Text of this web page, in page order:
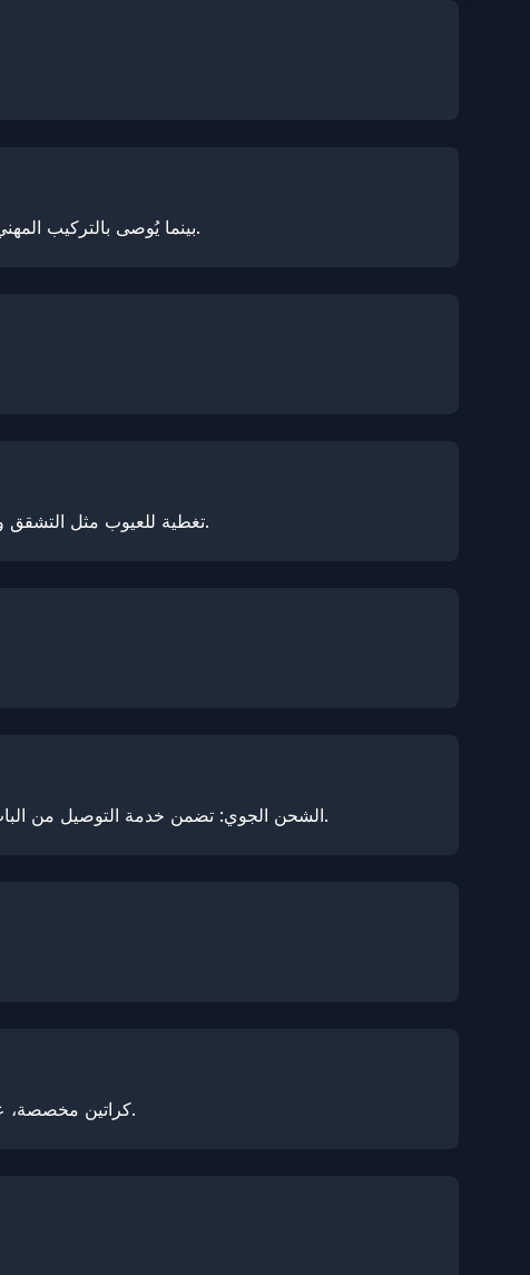
بينما يُوصى بالتركيب المهني للحصول على أفضل النتائج، فإن فيلم حماية الطلاء الخاص بنا مصمم للتركيب بسهولة نسبية من قبل المهنيين المدربين.
يوفر NexPPF تغطية للعيوب مثل التشقق والاصفرار وتغير اللون والتقشير وانفصال الطبقات وإزالة اللاصق والفقاعات، وكلها تعتبر مطالبات مقبولة.
الشحن الجوي: تضمن خدمة التوصيل من الباب إلى الباب التسليم في غضون 7 أيام. الشحن البحري: اعتمادًا على المنطقة، يستغرق التسليم عادة من 30 إلى 45 يومًا.
كراتين مخصصة، عبوات طبقة حماية الطلاء، أدوات تطبيق متنوعة لطبقة حماية الطلاء، مواد ترويجية، معدات اختبار، جدران عرض، والمزيد.